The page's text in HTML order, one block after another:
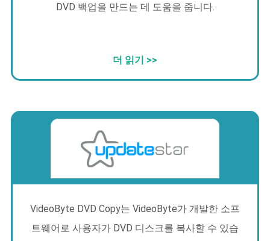
DVD 백업을 만드는 데 도움을 줍니다.
더 읽기 >>
VideoByte DVD Copy는 VideoByte가 개발한 소프
트웨어로 사용자가 DVD 디스크를 복사할 수 있습